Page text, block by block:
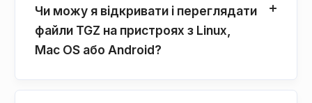
Чи можу я відкривати і переглядати
файли TGZ на пристроях з Linux,
Mac OS або Android?